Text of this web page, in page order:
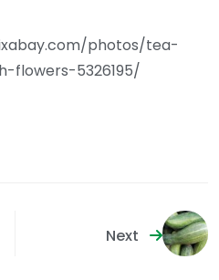
photos/tea-
flowers-5326195/
Next